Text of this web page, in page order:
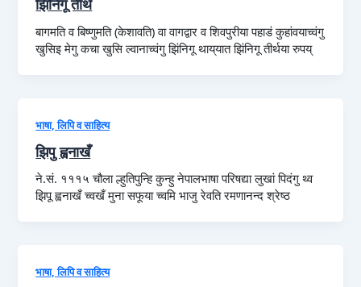
झिंनिगू तीर्थ
बागमति व बिष्णुमति (केशावति) वा वागद्वार व शिवपुरीया पहाडं कुहांवयाच्वंगु
खुसिइ मेगु कचा खुसि ल्वानाच्वंगु झिंनिगू थाय्‌यात झिंनिगू तीर्थया रुपय्‌
भाषा, लिपि व साहित्य
झिपु ह्वनाखँ
ने.सं. १११५ चौला ल्हुतिपुन्हि कुन्हु नेपालभाषा परिषद्या लुखां पिदंगु थ्व
झिपू ह्वनाखँ च्वखँ मुना सफूया च्वमि भाजु रेवति रमणानन्द श्रेष्ठ
भाषा, लिपि व साहित्य